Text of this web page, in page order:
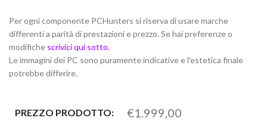
Per ogni componente PCHunters si riserva di usare marche
differenti a parità di prestazioni e prezzo. Se hai preferenze o
modifiche scrivici qui sotto.
Le immagini dei PC sono puramente indicative e l'estetica finale
potrebbe differire.
PREZZO PRODOTTO: €1.999,00